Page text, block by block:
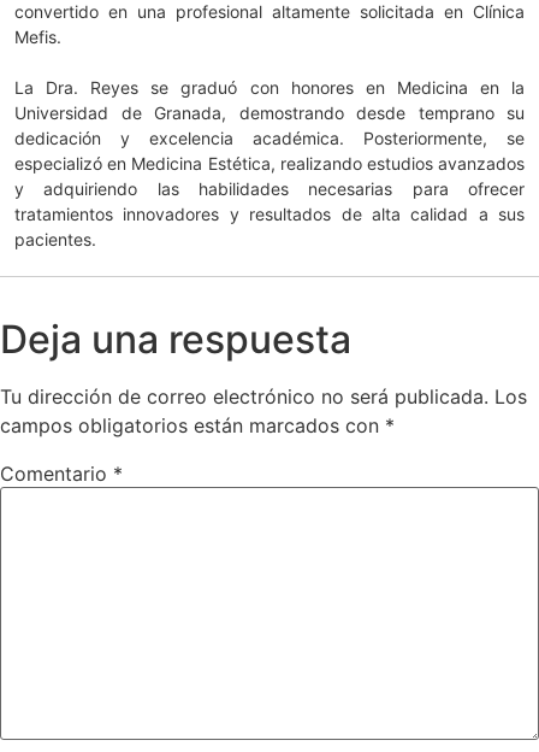
convertido en una profesional altamente solicitada en Clínica
Mefis.
La Dra. Reyes se graduó con honores en Medicina en la
Universidad de Granada, demostrando desde temprano su
dedicación y excelencia académica. Posteriormente, se
especializó en Medicina Estética, realizando estudios avanzados
y adquiriendo las habilidades necesarias para ofrecer
tratamientos innovadores y resultados de alta calidad a sus
pacientes.
Deja una respuesta
Tu dirección de correo electrónico no será publicada. Los
campos obligatorios están marcados con *
Comentario *